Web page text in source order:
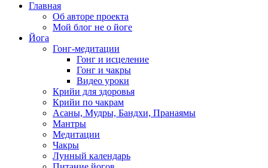
Главная
Об авторе проекта
Мой блог не о йоге
Йога
Гонг-медитации
Гонг и исцеление
Гонг и чакры
Видео уроки
Крийи для здоровья
Крийи по чакрам
Асаны, Мудры, Бандхи, Пранаямы
Мантры
Медитации
Чакры
Лунный календарь